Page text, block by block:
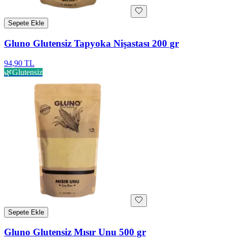
Sepete Ekle
Gluno Glutensiz Tapyoka Nişastası 200 gr
94,90 TL
🌿Glutensiz
Sepete Ekle
Gluno Glutensiz Mısır Unu 500 gr